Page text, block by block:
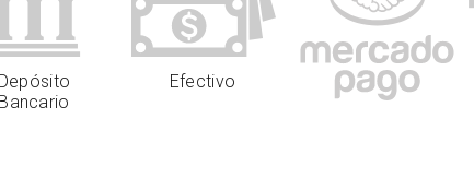
Depósito
Bancario
Efectivo